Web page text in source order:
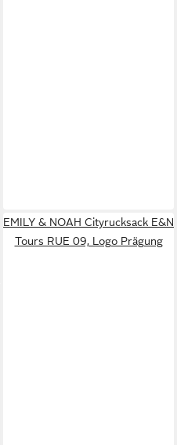
EMILY & NOAH Cityrucksack E&N
Tours RUE 09, Logo Prägung